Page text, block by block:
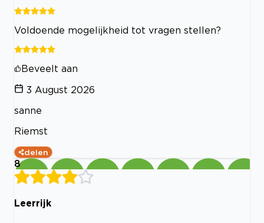
Voldoende mogelijkheid tot vragen stellen?
Beveelt aan
3 August 2026
sanne
Riemst
delen
8
Leerrijk